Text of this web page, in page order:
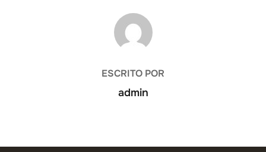
AUTOR DE LA ENTRADA
ESCRITO POR
admin